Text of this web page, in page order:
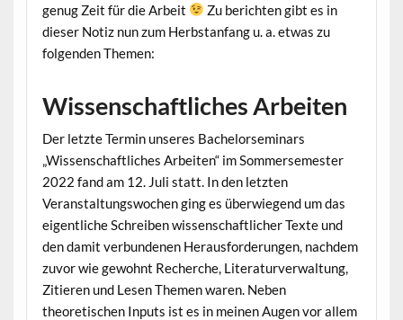
genug Zeit für die Arbeit
Zu berichten gibt es in
dieser Notiz nun zum Herbstanfang u. a. etwas zu
folgenden Themen:
Wissenschaftliches Arbeiten
Der letzte Termin unseres Bachelorseminars
„Wissenschaftliches Arbeiten“ im Sommersemester
2022 fand am 12. Juli statt. In den letzten
Veranstaltungswochen ging es überwiegend um das
eigentliche Schreiben wissenschaftlicher Texte und
den damit verbundenen Herausforderungen, nachdem
zuvor wie gewohnt Recherche, Literaturverwaltung,
Zitieren und Lesen Themen waren. Neben
theoretischen Inputs ist es in meinen Augen vor allem